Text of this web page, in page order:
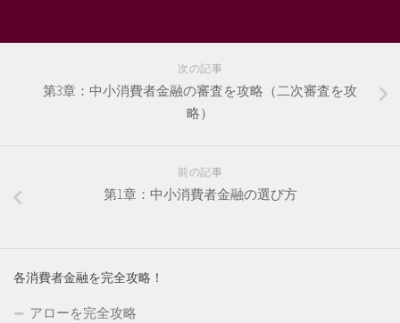
次の記事
第3章：中小消費者金融の審査を攻略（二次審査を攻
略）
前の記事
第1章：中小消費者金融の選び方
各消費者金融を完全攻略！
アローを完全攻略